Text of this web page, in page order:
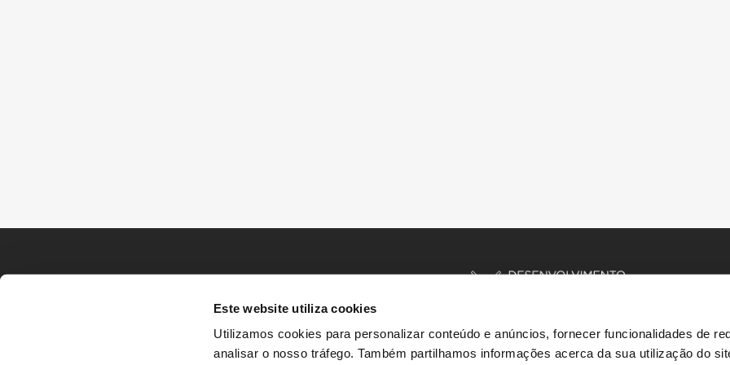
Este website utiliza cookies
Utilizamos cookies para personalizar conteúdo e anúncios, fornecer funcionalidades de
analisar o nosso tráfego. Também partilhamos informações acerca da sua utilização do
INÍCIO HISTÓRIAS RECURSOS